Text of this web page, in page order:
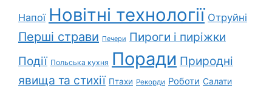
Напої Новітні технології Отруйні
Перші страви Печери Пироги і пиріжки
Події Польська кухня Поради Природні
явища та стихії Птахи Рекорди Роботи Салати